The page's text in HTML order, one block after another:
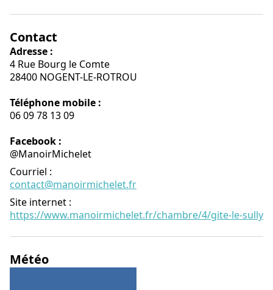
Contact
Adresse :
4 Rue Bourg le Comte
28400 NOGENT-LE-ROTROU
Téléphone mobile :
06 09 78 13 09
Facebook :
@ManoirMichelet
Courriel :
contact@manoirmichelet.fr
Site internet :
https://www.manoirmichelet.fr/chambre/4/gite-le-sully
Météo